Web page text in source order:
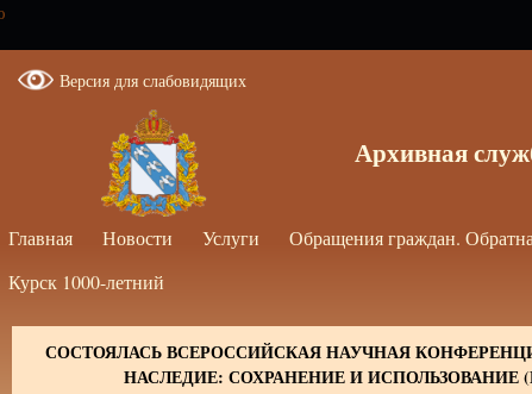
Версия для слабовидящих
Архивная
Главная Новости Услуги Обращения граждан.
Курск 1000-летний
СОСТОЯЛАСЬ ВСЕРОССИЙСКАЯ НАУЧНАЯ
НАСЛЕДИЕ: СОХРАНЕНИЕ И ИСПОЛЬЗОВАНИЕ